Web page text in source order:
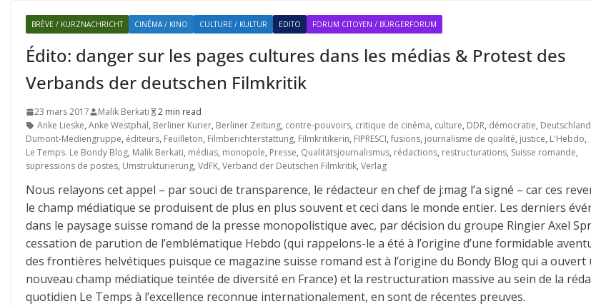
BRÈVE / KURZNACHRICHT CINÉMA / KINO CULTURE / KULTUR EDITO FORUM CITOYEN / BÜRGERFORUM
Édito: danger sur les pages cultures dans les médias & Protest des
Verbands der deutschen Filmkritik
23 mars 2017 Malik Berkati
2 min read
Anke Lieske, Anke Westphal, Berliner Kurier, Berliner Zeitung, contre-pouvoirs, critique de cinéma, culture, DDR, démocratie, Deutschland
Dumont-Mediengruppe, éditeurs, Feuilleton, Filmberichterstattung, Filmkritikerin, FIPRESCI, fusions, journalisme de qualité, justice, L'Hebdo,
Le Temps. Le Bondy Blog, Malik Berkati, médias, monopole, Presse, Qualitätsjournalismus, rédactions, restructurations, Suisse romande,
supressions de postes, Umstrukturierung, VdFK, Verband der Deutschen Filmkritik, Verlag
Nous relayons cet appel – par souci de transparence, le rédacteur en chef de j:mag l’a signé – car ces
le champ médiatique se produisent de plus en plus souvent et ceci dans le monde entier. Les derniers
dans le paysage suisse romand de la presse monopolistique avec, par décision du groupe Ringier Axel
cessation de parution de l’emblématique Hebdo (qui rappelons-le a été à l’origine d’une formidable
des frontières helvétiques puisque ce magazine suisse romand est à l’origine du Bondy Blog qui a ouvert
nouveau champ médiatique teintée de diversité en France) et la restructuration massive au sein de la
quotidien Le Temps à l’excellence reconnue internationalement, en sont de récentes preuves.